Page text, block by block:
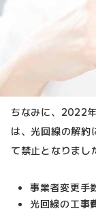
ちなみに、2022
は、光回線の解約
て禁止となりまし
事業者変更手
光回線の工事